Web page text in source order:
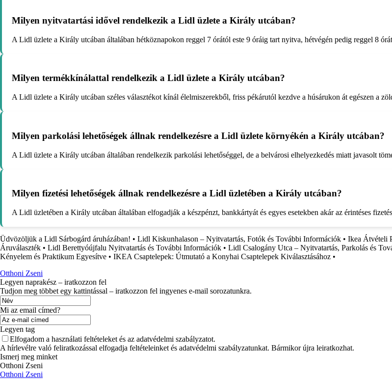
Milyen nyitvatartási idővel rendelkezik a Lidl üzlete a Király utcában?
A Lidl üzlete a Király utcában általában hétköznapokon reggel 7 órától este 9 óráig tart nyitva, hétvégén pedig reggel 8
Milyen termékkínálattal rendelkezik a Lidl üzlete a Király utcában?
A Lidl üzlete a Király utcában széles választékot kínál élelmiszerekből, friss pékárutól kezdve a húsárukon át egészen a
Milyen parkolási lehetőségek állnak rendelkezésre a Lidl üzlete környékén a Király utcában?
A Lidl üzlete a Király utcában általában rendelkezik parkolási lehetőséggel, de a belvárosi elhelyezkedés miatt javasolt
Milyen fizetési lehetőségek állnak rendelkezésre a Lidl üzletében a Király utcában?
A Lidl üzletében a Király utcában általában elfogadják a készpénzt, bankkártyát és egyes esetekben akár az érintéses
Üdvözöljük a Lidl Sárbogárd áruházában! • Lidl Kiskunhalason – Nyitvatartás, Fotók és További Információk • Ikea Átvételi
Áruválaszték • Lidl Berettyóújfalu Nyitvatartás és További Információk • Lidl Csalogány Utca – Nyitvatartás, Parkolás és
Kényelem és Praktikum Egyesítve • IKEA Csaptelepek: Útmutató a Konyhai Csaptelepek Kiválasztásához •
Otthoni Zseni
Legyen naprakész – iratkozzon fel
Tudjon meg többet egy kattintással – iratkozzon fel ingyenes e-mail sorozatunkra.
Mi az email címed?
Legyen tag
Elfogadom a használati feltételeket és az adatvédelmi szabályzatot.
A hírlevélre való feliratkozással elfogadja feltételeinket és adatvédelmi szabályzatunkat. Bármikor újra leiratkozhat.
Ismerj meg minket
Otthoni Zseni
Otthoni Zseni